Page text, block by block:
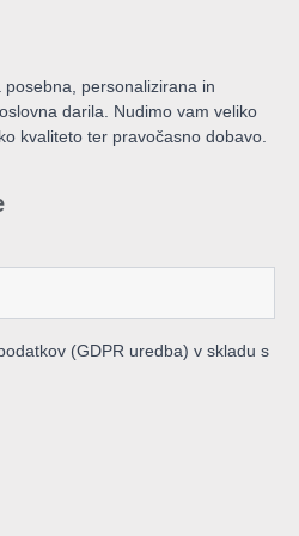
personalizirana in
darila. Nudimo vam veliko
kvaliteto ter pravočasno dobavo.
(GDPR uredba) v skladu s